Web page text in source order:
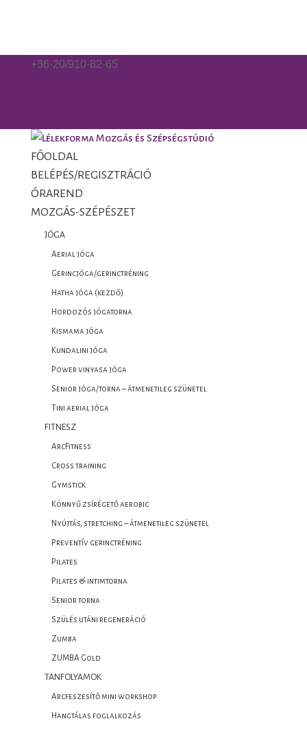
+36-20/910-82-65
FŐOLDAL
BELÉPÉS/REGISZTRÁCIÓ
ÓRAREND
MOZGÁS-SZÉPÉSZET
JÓGA
Aerial jóga
Gerincjóga/gerinctréning
Hatha jóga (kezdő)
Hordozós jógatorna
Kismama jóga
Kundalini jóga
Power vinyasa jóga
Senior jóga/torna – átmenetileg szünetel
Tini aerial jóga
FITNESZ
ArcFitness
Cross training
Gymstick
Könnyű zsírégető aerobic
Nyújtás, stretching – átmenetileg szünetel
Preventív gerinctréning
Pilates
Pilates & intimtorna
Senior torna
Szülés utáni regeneráció
Zumba
ZUMBA Gold
TANFOLYAMOK
Arcfeszesítő mini workshop
Hangtálas foglalkozás